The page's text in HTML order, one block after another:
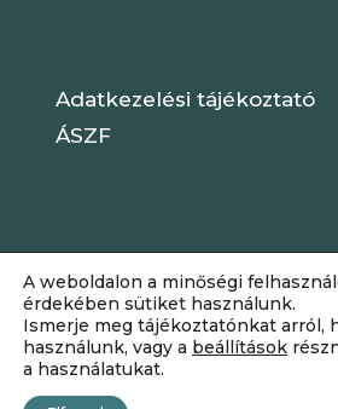
Adatkezelési tájékoztató
ÁSZF
Dizájn:
A weboldalon a minőségi
érdekében sütiket használunk.
Ismerje meg tájékoztatónkat arról,
használunk, vagy a beállítások
a használatukat.